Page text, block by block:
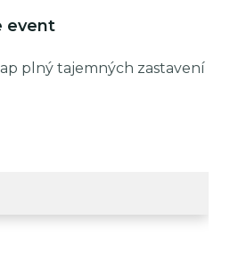
event
plný tajemných zastavení